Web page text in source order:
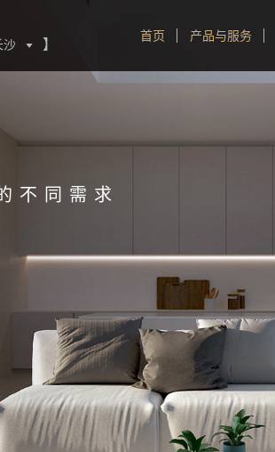
沙  】
首页 产品与服务
不同需求